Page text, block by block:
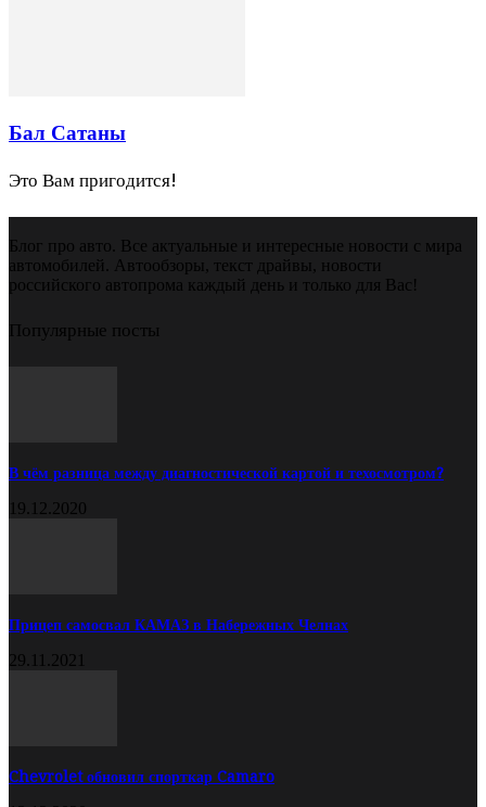
Бал Сатаны
Это Вам пригодится!
Блог про авто. Все актуальные и интересные новости с мира
автомобилей. Автообзоры, текст драйвы, новости
российского автопрома каждый день и только для Вас!
Популярные посты
В чём разница между диагностической картой и техосмотром?
19.12.2020
Прицеп самосвал КАМАЗ в Набережных Челнах
29.11.2021
Chevrolet обновил спорткар Camaro